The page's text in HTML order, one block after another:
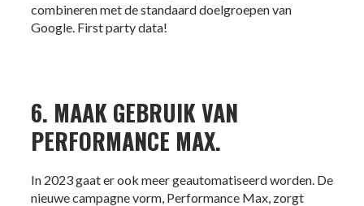
combineren met de standaard doelgroepen van
Google. First party data!
6. MAAK GEBRUIK VAN
PERFORMANCE MAX.
In 2023 gaat er ook meer geautomatiseerd worden. De
nieuwe campagne vorm, Performance Max, zorgt